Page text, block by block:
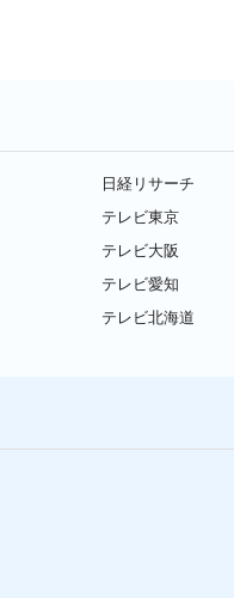
日経リサーチ
テレビ東京
テレビ大阪
テレビ愛知
テレビ北海道